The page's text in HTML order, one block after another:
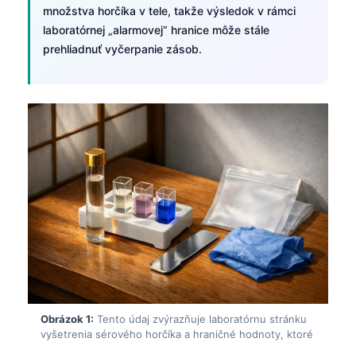
množstva horčíka v tele, takže výsledok v rámci
laboratórnej „alarmovej“ hranice môže stále
prehliadnuť vyčerpanie zásob.
Obrázok 1: Tento údaj zvýrazňuje laboratórnu stránku
vyšetrenia sérového horčíka a hraničné hodnoty, ktoré